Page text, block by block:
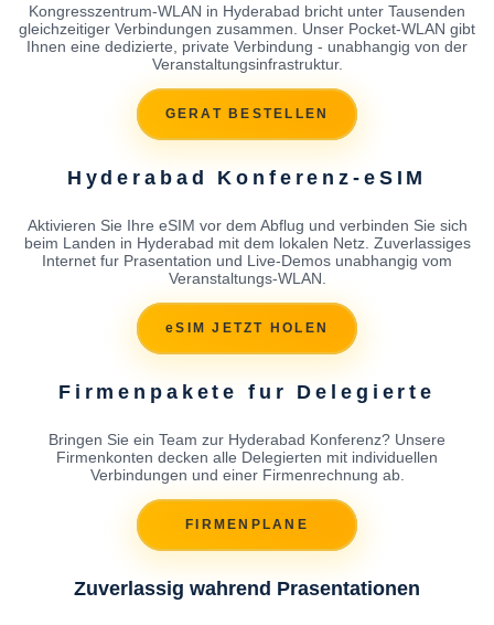
Kongresszentrum-WLAN in Hyderabad bricht unter Tausenden
gleichzeitiger Verbindungen zusammen. Unser Pocket-WLAN gibt
Ihnen eine dedizierte, private Verbindung - unabhangig von der
Veranstaltungsinfrastruktur.
GERAT BESTELLEN
Hyderabad Konferenz-eSIM
Aktivieren Sie Ihre eSIM vor dem Abflug und verbinden Sie sich
beim Landen in Hyderabad mit dem lokalen Netz. Zuverlassiges
Internet fur Prasentation und Live-Demos unabhangig vom
Veranstaltungs-WLAN.
eSIM JETZT HOLEN
Firmenpakete fur Delegierte
Bringen Sie ein Team zur Hyderabad Konferenz? Unsere
Firmenkonten decken alle Delegierten mit individuellen
Verbindungen und einer Firmenrechnung ab.
FIRMENPLANE
Zuverlassig wahrend Prasentationen